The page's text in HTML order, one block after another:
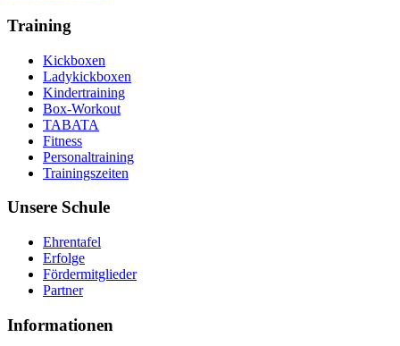
Training
Kickboxen
Ladykickboxen
Kindertraining
Box-Workout
TABATA
Fitness
Personaltraining
Trainingszeiten
Unsere Schule
Ehrentafel
Erfolge
Fördermitglieder
Partner
Informationen